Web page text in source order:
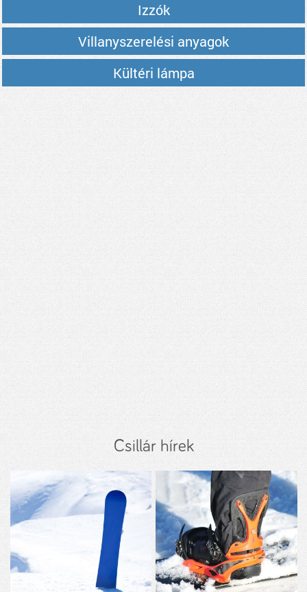
Izzók
Villanyszerelési anyagok
Kültéri lámpa
Csillár hírek